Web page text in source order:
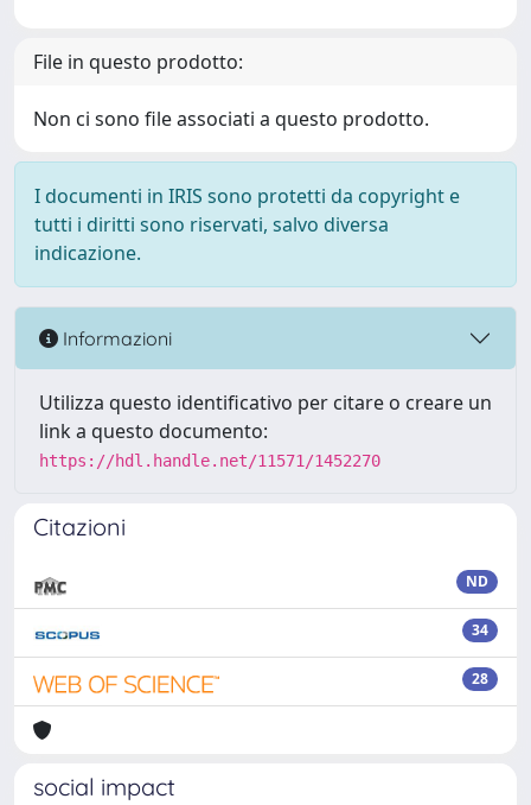
File in questo prodotto:
Non ci sono file associati a questo prodotto.
I documenti in IRIS sono protetti da copyright e
tutti i diritti sono riservati, salvo diversa
indicazione.
Informazioni
Utilizza questo identificativo per citare o creare un
link a questo documento:
https://hdl.handle.net/11571/1452270
Citazioni
ND
34
28
social impact